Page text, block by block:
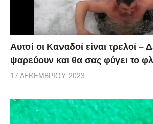
Αυτοί οι Καναδοί είναι τρελοί –
ψαρεύουν και θα σας φύγει το
17 ΔΕΚΕΜΒΡΊΟΥ, 2023